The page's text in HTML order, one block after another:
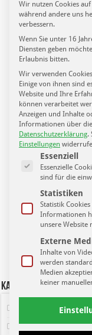
Sportpunkt –
Meisterschaft
Kategorien
Heimspiel
Heimspiel Newsblog
Wir nutzen Cookies
während andere uns
verbessern.
Wenn Sie unter 16
Diensten geben
Erlaubnis bitten.
Wir verwenden
Einige von ihnen sind
Website und Ihre
können verarbeitet
Anzeigen und Inhalte
Informationen über
Datenschutzerklärung.
Einstellungen
Es folgt eine Liste
Essenziell
Essenzielle
sind für die
Statistiken
Statistik
Informationen
unsere Website
Externe
Inhalte von
werden
Medien
keiner